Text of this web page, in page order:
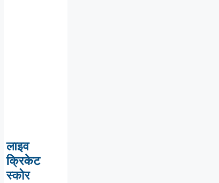
लाइव
क्रिकेट
स्कोर